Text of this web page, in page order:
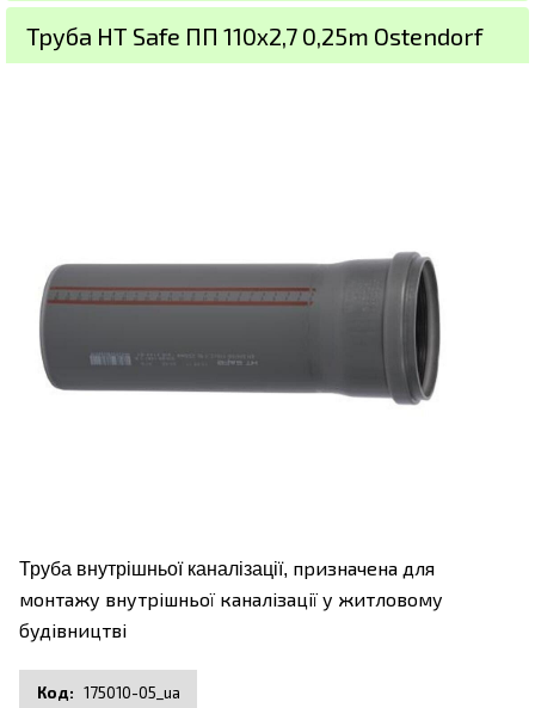
Труба HT Safe ПП 110х2,7 0,25m Ostendorf
Труба внутрішньої каналізації, призначена для
монтажу внутрішньої каналізації у житловому
будівництві
175010-05_ua